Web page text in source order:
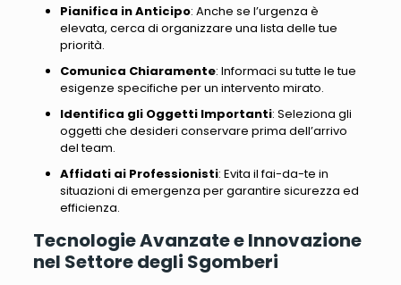
Pianifica in Anticipo: Anche se l’urgenza è
elevata, cerca di organizzare una lista delle tue
priorità.
Comunica Chiaramente: Informaci su tutte le tue
esigenze specifiche per un intervento mirato.
Identifica gli Oggetti Importanti: Seleziona gli
oggetti che desideri conservare prima dell’arrivo
del team.
Affidati ai Professionisti: Evita il fai-da-te in
situazioni di emergenza per garantire sicurezza ed
efficienza.
Tecnologie Avanzate e Innovazione
nel Settore degli Sgomberi